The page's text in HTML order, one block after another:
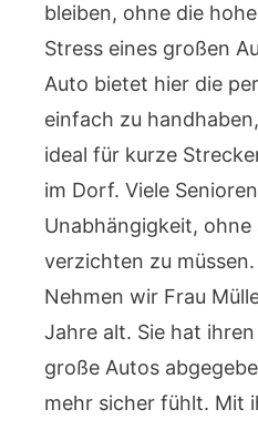
bleiben, ohne die
Stress eines großen
Auto bietet hier die
einfach zu
ideal für kurze
im Dorf. Viele
Unabhängigkeit,
verzichten zu
Nehmen wir Frau
Jahre alt. Sie hat
große Autos
mehr sicher fühlt. Mit